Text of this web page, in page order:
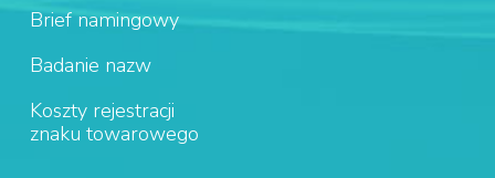
Brief namingowy
Badanie nazw
Koszty rejestracji
znaku towarowego